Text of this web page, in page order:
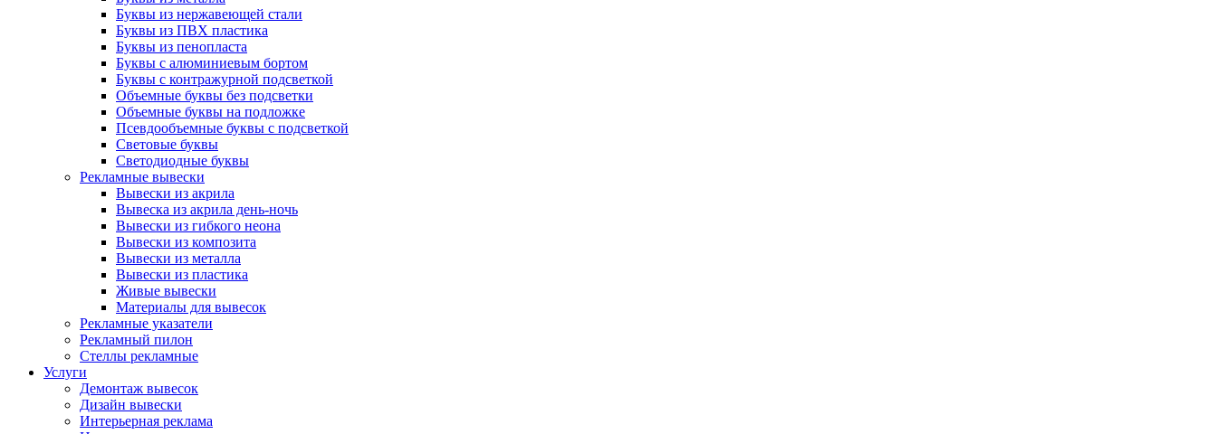
Буквы из нержавеющей стали
Буквы из ПВХ пластика
Буквы из пенопласта
Буквы с алюминиевым бортом
Буквы с контражурной подсветкой
Объемные буквы без подсветки
Объемные буквы на подложке
Псевдообъемные буквы с подсветкой
Световые буквы
Светодиодные буквы
Рекламные вывески
Вывески из акрила
Вывеска из акрила день-ночь
Вывески из гибкого неона
Вывески из композита
Вывески из металла
Вывески из пластика
Живые вывески
Материалы для вывесок
Рекламные указатели
Рекламный пилон
Стеллы рекламные
Услуги
Демонтаж вывесок
Дизайн вывески
Интерьерная реклама